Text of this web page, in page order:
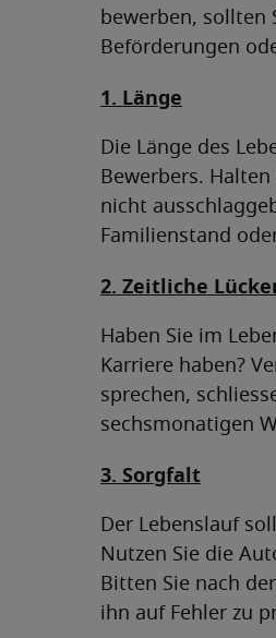
bewerben, sollten
Beförderungen
1. Länge
Die Länge des
Bewerbers.
nicht
Familienstand
2. Zeitliche
Haben Sie im
Karriere haben?
sprechen,
sechsmonatigen
3. Sorgfalt
Der Lebenslauf
Nutzen Sie die
Bitten Sie nach
ihn auf Fehler zu